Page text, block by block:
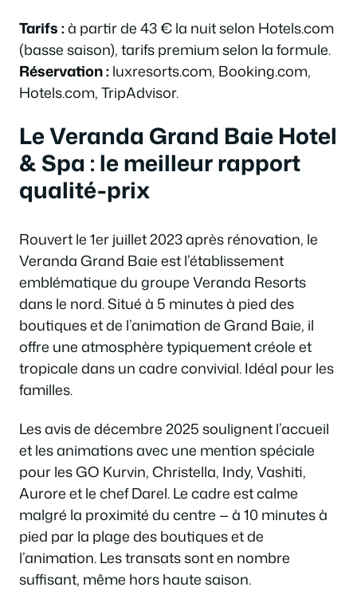
Tarifs :à partir de 43 € la nuit selon Hotels.com
(basse saison), tarifs premium selon la formule.
Réservation :luxresorts.com, Booking.com,
Hotels.com, TripAdvisor.
Le Veranda Grand Baie Hotel
& Spa : le meilleur rapport
qualité-prix
Rouvert le 1er juillet 2023 après rénovation, le
Veranda Grand Baie est l’établissement
emblématique du groupe Veranda Resorts
dans le nord. Situé à 5 minutes à pied des
boutiques et de l’animation de Grand Baie, il
offre une atmosphère typiquement créole et
tropicale dans un cadre convivial. Idéal pour les
familles.
Les avis de décembre 2025 soulignent l’accueil
et les animations avec une mention spéciale
pour les GO Kurvin, Christella, Indy, Vashiti,
Aurore et le chef Darel. Le cadre est calme
malgré la proximité du centre — à 10 minutes à
pied par la plage des boutiques et de
l’animation. Les transats sont en nombre
suffisant, même hors haute saison.